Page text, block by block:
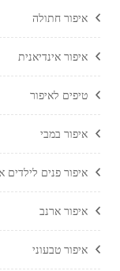
איפור חתולה
איפור אינדיאנית
טיפים לאיפור
איפור במבי
איפור פנים לילדים
איפור ארנב
איפור טבעוני